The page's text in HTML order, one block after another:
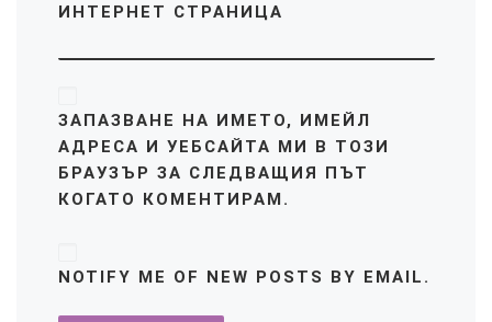
ИНТЕРНЕТ СТРАНИЦА
ЗАПАЗВАНЕ НА ИМЕТО, ИМЕЙЛ
АДРЕСА И УЕБСАЙТА МИ В ТОЗИ
БРАУЗЪР ЗА СЛЕДВАЩИЯ ПЪТ
КОГАТО КОМЕНТИРАМ.
NOTIFY ME OF NEW POSTS BY EMAIL.